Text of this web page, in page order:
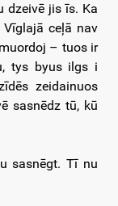
dzeivē jis īs. Ka
ceļā nav
– tuos ir
tys byus ilgs i
zeidainuos
sasnēdz tū, kū
sasnēgt. Tī nu